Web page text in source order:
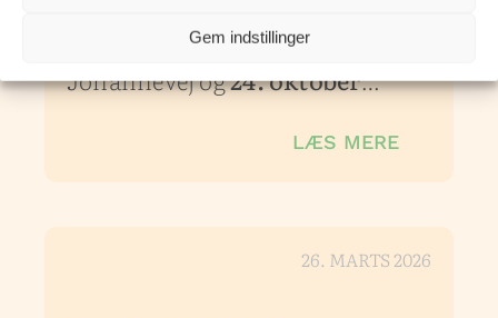
Gem indstillinger
pædagogik den3. oktober
Johannevej og24. oktober…
LÆS MERE
26. MARTS 2026